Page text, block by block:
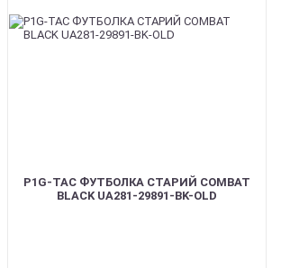
P1G-TAC ФУТБОЛКА СТАРИЙ COMBAT
BLACK UA281-29891-BK-OLD